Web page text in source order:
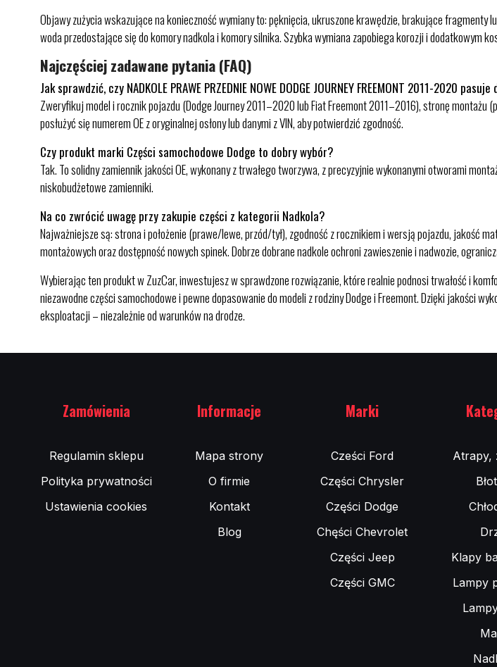
Objawy zużycia wskazujące na konieczność wymiany to: pęknięcia, ukruszone krawędzie, brakujące fragmenty
woda przedostające się do komory nadkola i komory silnika. Szybka wymiana zapobiega korozji i dodatkowym
Najczęściej zadawane pytania (FAQ)
Jak sprawdzić, czy NADKOLE PRAWE PRZEDNIE NOWE DODGE JOURNEY FREEMONT 2011-2020
Zweryfikuj model i rocznik pojazdu (Dodge Journey 2011–2020 lub Fiat Freemont 2011–2016), stronę
posłużyć się numerem OE z oryginalnej osłony lub danymi z VIN, aby potwierdzić zgodność.
Czy produkt marki Części samochodowe Dodge to dobry wybór?
Tak. To solidny zamiennik jakości OE, wykonany z trwałego tworzywa, z precyzyjnie wykonanymi otworami
niskobudżetowe zamienniki.
Na co zwrócić uwagę przy zakupie części z kategorii Nadkola?
Najważniejsze są: strona i położenie (prawe/lewe, przód/tył), zgodność z rocznikiem i wersją pojazdu, jakość
montażowych oraz dostępność nowych spinek. Dobrze dobrane nadkole ochroni zawieszenie i nadwozie,
Wybierając ten produkt w ZuzCar, inwestujesz w sprawdzone rozwiązanie, które realnie podnosi trwałość i
niezawodne części samochodowe i pewne dopasowanie do modeli z rodziny Dodge i Freemont. Dzięki jakości
eksploatacji – niezależnie od warunków na drodze.
Zamówienia
Regulamin sklepu
Polityka prywatności
Ustawienia cookies
Informacje
Mapa strony
O firmie
Kontakt
Blog
Marki
Cześci Ford
Części Chrysler
Części Dodge
Chęści Chevrolet
Części Jeep
Części GMC
Atrapy,
Klapy
Lampy